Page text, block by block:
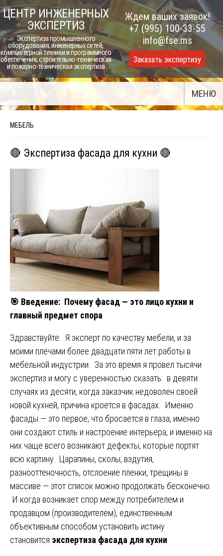
Skip
to
content
ЦЕНТР ИНЖЕНЕРНЫХ
ЭКСПЕРТИЗ
Экспертиза промышленного
оборудования, инженерных сетей,
компьютерной техники и программного
обеспечения, строительно-техническая
и пожарно-техническая экспертиза
Ждем ваших заявок!
+7 (995) 100-33-55
info@fse.ms
Заказать экспертизу
МЕНЮ
МЕБЕЛЬ
🔴 Экспертиза фасада для кухни 🔴
🎯 Введение: Почему фасад — это лицо кухни и
главный предмет спора
Здравствуйте. Я эксперт по качеству мебели, и за
моими плечами более двадцати пяти лет работы в
мебельной индустрии. За это время я провел тысячи
экспертиз и могу с уверенностью сказать: в девяти
случаях из десяти, когда заказчик недоволен своей
новой кухней, причина кроется в фасадах. Именно
фасады — это первое, что бросается в глаза, именно
они создают стиль и настроение интерьера, и именно на
них чаще всего возникают дефекты, которые портят
всю картину. Царапины, сколы, вздутия,
разнооттеночность, отслоение пленки, трещины в
массиве — этот список можно продолжать бесконечно.
И когда возникает спор между потребителем и
продавцом (производителем), единственным
объективным способом установить истину
становится экспертиза фасада для кухни